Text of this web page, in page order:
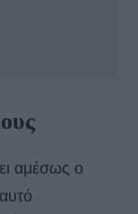
αμέσως ο